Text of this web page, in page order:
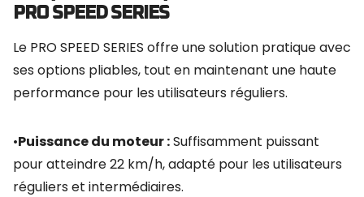
PRO SPEED SERIES
Le PRO SPEED SERIES offre une solution pratique avec
ses options pliables, tout en maintenant une haute
performance pour les utilisateurs réguliers.
•Puissance du moteur :Suffisamment puissant
pour atteindre 22 km/h, adapté pour les utilisateurs
réguliers et intermédiaires.